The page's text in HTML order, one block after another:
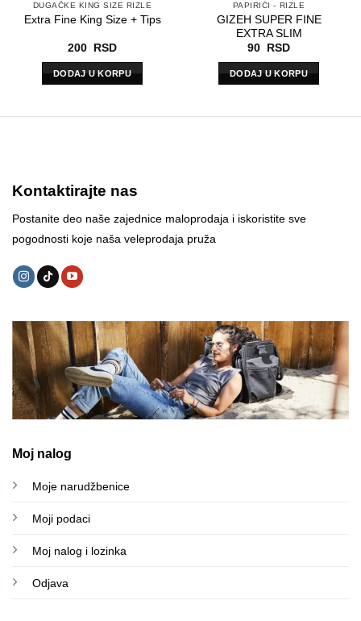
DUGAČKE KING SIZE RIZLE
Extra Fine King Size + Tips
200 RSD
DODAJ U KORPU
PAPIRIĆI - RIZLE
GIZEH SUPER FINE
EXTRA SLIM
90
RSD
DODAJ U KORPU
Kontaktirajte nas
Postanite deo naše zajednice maloprodaja i iskoristite sve
pogodnosti koje naša veleprodaja pruža
Moj nalog
Moje narudžbenice
Moji podaci
Moj nalog i lozinka
Odjava